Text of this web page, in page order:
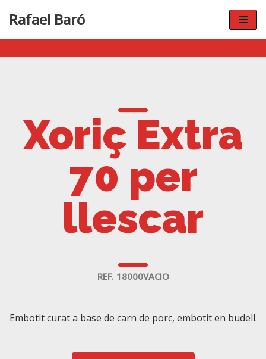
contingut
Rafael Baró
Xoriç Extra
70 per
llescar
REF. 18000VACIO
Embotit curat a base de carn de porc, embotit en budell.